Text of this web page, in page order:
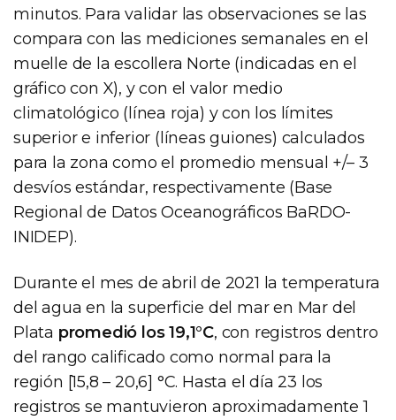
minutos. Para validar las observaciones se las
compara con las mediciones semanales en el
muelle de la escollera Norte (indicadas en el
gráfico con X), y con el valor medio
climatológico (línea roja) y con los límites
superior e inferior (líneas guiones) calculados
para la zona como el promedio mensual +/– 3
desvíos estándar, respectivamente (Base
Regional de Datos Oceanográficos BaRDO-
INIDEP).
Durante el mes de abril de 2021 la temperatura
del agua en la superficie del mar en Mar del
Plata promedió los 19,1°C, con registros dentro
del rango calificado como normal para la
región [15,8 – 20,6] °C. Hasta el día 23 los
registros se mantuvieron aproximadamente 1